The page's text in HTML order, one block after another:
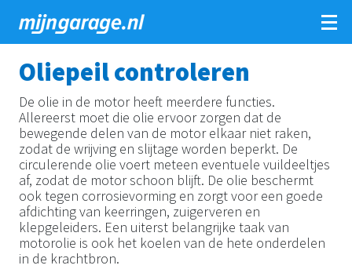
Overslaan
inhoud
gaan
Oliepeil controleren
De olie in de motor heeft meerdere functies.
Allereerst moet die olie ervoor zorgen dat de
bewegende delen van de motor elkaar niet raken,
zodat de wrijving en slijtage worden beperkt. De
circulerende olie voert meteen eventuele vuildeeltjes
af, zodat de motor schoon blijft. De olie beschermt
ook tegen corrosievorming en zorgt voor een goede
afdichting van keerringen, zuigerveren en
klepgeleiders. Een uiterst belangrijke taak van
motorolie is ook het koelen van de hete onderdelen
in de krachtbron.